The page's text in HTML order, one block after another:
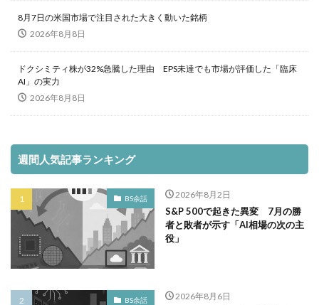
8月7日の米国市場で注目された大きく動いた銘柄
2026年8月8日
ドクシミティ株が32%急騰した理由 EPS未達でも市場が評価した「臨床
AI」の実力
2026年8月8日
週間人気記事ランキング
BS余話 2026年8月2日
S&P 500で起きた異変 7月の勝
者と敗者が示す「AI相場の次の主
役」
BS余話 2026年8月6日